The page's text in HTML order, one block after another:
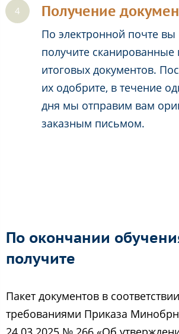
Получение
По электронной почте вы
получите сканированные
итоговых документов.
их одобрите, в течение
дня мы отправим вам
заказным письмом.
По окончании
получите
Пакет документов в
требованиями Приказа